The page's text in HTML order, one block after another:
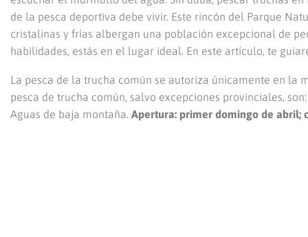
de la pesca deportiva debe vivir. Este rincón del Parque
cristalinas y frías albergan una población excepcional de
habilidades, estás en el lugar ideal. En este artículo, te
La pesca de la trucha común se autoriza únicamente en la
pesca de trucha común, salvo excepciones provinciales, son:
Aguas de baja montaña. Apertura: primer domingo de abril;